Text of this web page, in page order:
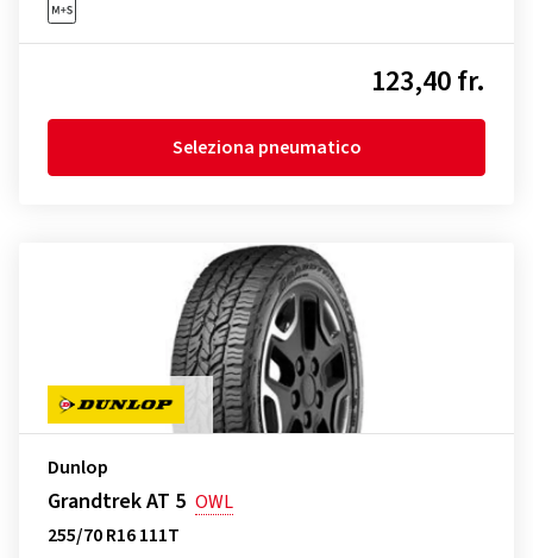
123,40 fr.
Seleziona pneumatico
Dunlop
Grandtrek AT 5 OWL
255/70 R16 111T